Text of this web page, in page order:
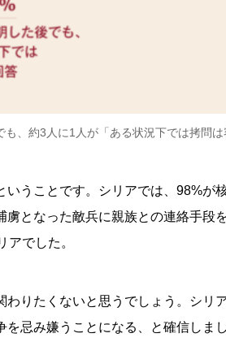
、約3人に1人が「ある状況下では拷問は
うことです。シリアでは、98%が
となった敵兵に親族との連絡手段
でした。
りたくないと思うでしょう。シリ
忌み嫌うことになる、と確信しま